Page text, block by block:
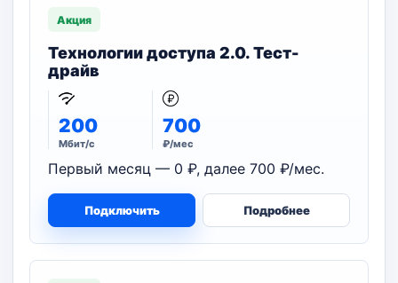
Акция
Технологии доступа 2.0. Тест-
драйв
200
Мбит/с
700
₽/мес
Первый месяц — 0 ₽, далее 700 ₽/мес.
Подключить Подробнее